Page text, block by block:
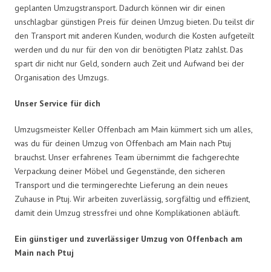
geplanten Umzugstransport. Dadurch können wir dir einen
unschlagbar günstigen Preis für deinen Umzug bieten. Du teilst dir
den Transport mit anderen Kunden, wodurch die Kosten aufgeteilt
werden und du nur für den von dir benötigten Platz zahlst. Das
spart dir nicht nur Geld, sondern auch Zeit und Aufwand bei der
Organisation des Umzugs.
Unser Service für dich
Umzugsmeister Keller Offenbach am Main kümmert sich um alles,
was du für deinen Umzug von Offenbach am Main nach Ptuj
brauchst. Unser erfahrenes Team übernimmt die fachgerechte
Verpackung deiner Möbel und Gegenstände, den sicheren
Transport und die termingerechte Lieferung an dein neues
Zuhause in Ptuj. Wir arbeiten zuverlässig, sorgfältig und effizient,
damit dein Umzug stressfrei und ohne Komplikationen abläuft.
Ein günstiger und zuverlässiger Umzug von Offenbach am
Main nach Ptuj